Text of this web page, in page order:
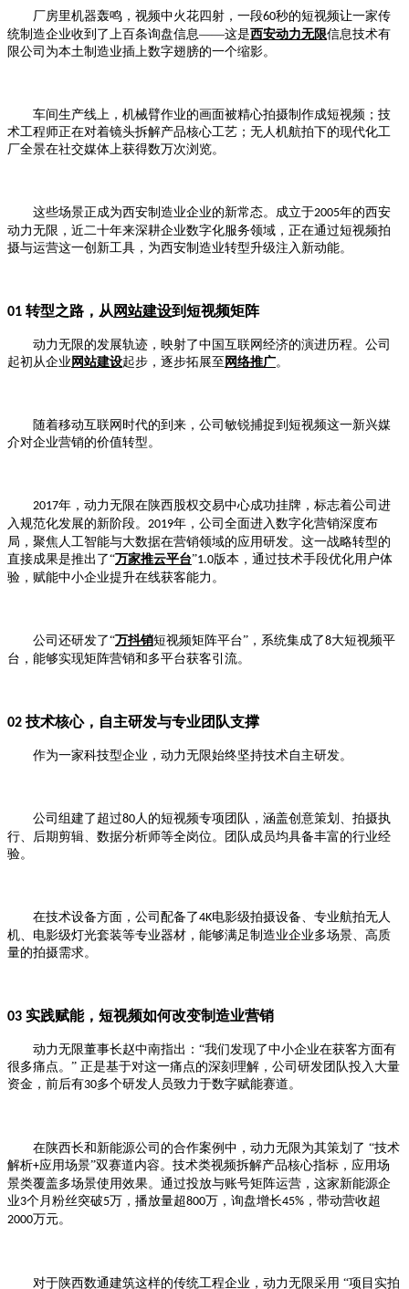
厂房里机器轰鸣，视频中火花四射，一段60秒的短视频让一家传
统制造企业收到了上百条询盘信息——这是西安动力无限信息技术有
限公司为本土制造业插上数字翅膀的一个缩影。
车间生产线上，机械臂作业的画面被精心拍摄制作成短视频；技
术工程师正在对着镜头拆解产品核心工艺；无人机航拍下的现代化工
厂全景在社交媒体上获得数万次浏览。
这些场景正成为西安制造业企业的新常态。成立于2005年的西安
动力无限，近二十年来深耕企业数字化服务领域，正在通过短视频拍
摄与运营这一创新工具，为西安制造业转型升级注入新动能。
01 转型之路，从 网站建设到短视频矩阵
动力无限的发展轨迹，映射了中国互联网经济的演进历程。公司
起初从企业 网站建设起步，逐步拓展至 网络推广。
随着移动互联网时代的到来，公司敏锐捕捉到短视频这一新兴媒
介对企业营销的价值转型。
2017年，动力无限在陕西股权交易中心成功挂牌，标志着公司进
入规范化发展的新阶段。 2019年，公司全面进入数字化营销深度布
局，聚焦人工智能与大数据在营销领域的应用研发。 这一战略转型的
直接成果是推出了“万家推云平台”1.0版本，通过技术手段优化用户体
验，赋能中小企业提升在线获客能力。
公司还研发了“万抖销短视频矩阵平台”，系统集成了8大短视频平
台，能够实现矩阵营销和多平台获客引流。
02 技术核心，自主研发与专业团队支撑
作为一家科技型企业，动力无限始终坚持技术自主研发。
公司组建了超过80 人的短视频专项团队，涵盖创意策划、拍摄执
行、后期剪辑、数据分析师等全岗位。团队成员均具备丰富的行业经
验。
在技术设备方面，公司配备了4K电影级拍摄设备、专业航拍无人
机、电影级灯光套装等专业器材，能够满足制造业企业多场景、高质
量的拍摄需求。
03 实践赋能，短视频如何改变制造业营销
动力无限董事长赵中南指出： “我们发现了中小企业在获客方面有
很多痛点。” 正是基于对这一痛点的深刻理解，公司研发团队投入大量
资金，前后有30多个研发人员致力于数字赋能赛道。
在陕西长和新能源公司的合作案例中，动力无限为其策划了 “技术
解析+应用场景”双赛道内容。技术类视频拆解产品核心指标，应用场
景类覆盖多场景使用效果。通过投放与账号矩阵运营，这家新能源企
业3个月粉丝突破5万，播放量超800万，询盘增长45% ，带动营收超
2000万元。
对于陕西数通建筑这样的传统工程企业，动力无限采用 “项目实拍